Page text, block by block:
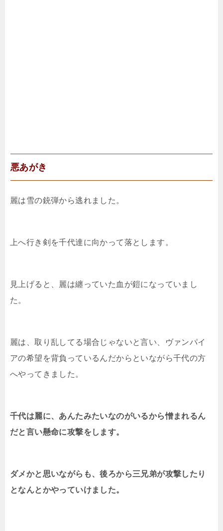
悪あがき
麗は雪の銃弾から逃れました。
上へ行き剣を千代達に向かって落とします。
見上げると、麗は纏っていた血が鎧になっていまし
た。
麗は、取り乱してる場合じゃないと言い、ヴァンパイ
アの希望を背負っているんだからといながら千代の方
へやってきました。
千代は麗に、あんたみたいなのがいるから憎まれるん
だと言い懸命に攻撃をします。
ダメかと思いながらも、後ろから三兄弟が攻撃したり
となんとかやっていけました。